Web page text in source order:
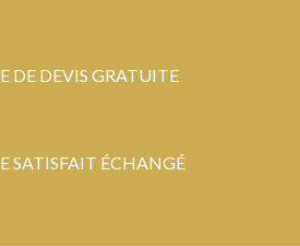
DE DEVIS GRATUITE
SATISFAIT ÉCHANGÉ